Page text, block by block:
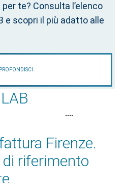
te? Consulta l’elenco
e scopri il più adatto alle
••••
Firenze.
riferimento